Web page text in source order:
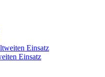
Einsatz